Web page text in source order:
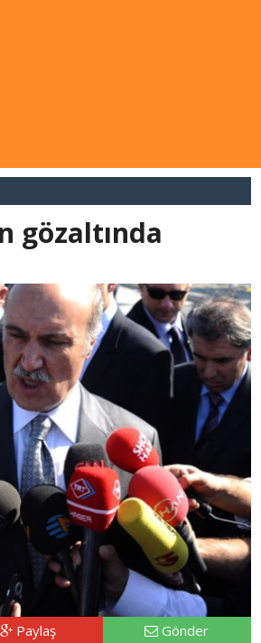
gözaltında
Paylaş Gönder